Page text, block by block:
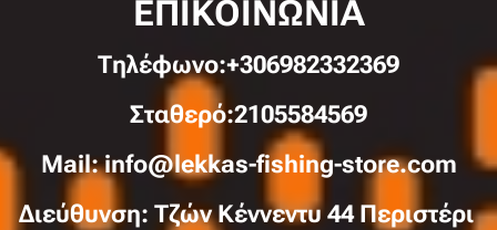
ΕΠΙΚΟΙΝΩΝΙΑ
Τηλέφωνo:+306982332369
Σταθερό:2105584569
Mail: info@lekkas-fishing-store.com
Διεύθυνση: Τζών Κέννεντυ 44 Περιστέρι